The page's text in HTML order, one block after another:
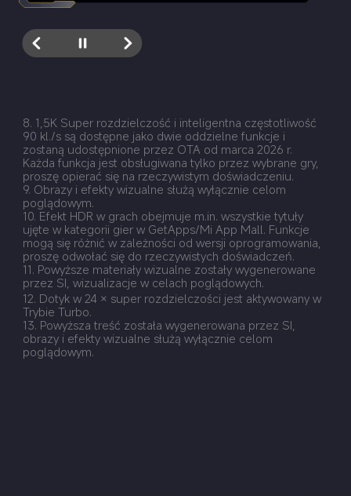
8. 1,5K Super rozdzielczość i inteligentna częstotliwość
90 kl./s są dostępne jako dwie oddzielne funkcje i
zostaną udostępnione przez OTA od marca 2026 r.
Każda funkcja jest obsługiwana tylko przez wybrane gry,
proszę opierać się na rzeczywistym doświadczeniu.
9. Obrazy i efekty wizualne służą wyłącznie celom
poglądowym.
10. Efekt HDR w grach obejmuje m.in. wszystkie tytuły
ujęte w kategorii gier w GetApps/Mi App Mall. Funkcje
mogą się różnić w zależności od wersji oprogramowania,
proszę odwołać się do rzeczywistych doświadczeń.
11. Powyższe materiały wizualne zostały wygenerowane
przez SI, wizualizacje w celach poglądowych.
12. Dotyk w 24 × super rozdzielczości jest aktywowany w
Trybie Turbo.
13. Powyższa treść została wygenerowana przez SI,
obrazy i efekty wizualne służą wyłącznie celom
poglądowym.